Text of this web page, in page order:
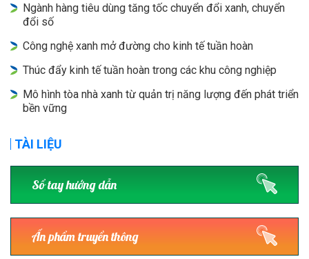
Ngành hàng tiêu dùng tăng tốc chuyển đổi xanh, chuyển
đổi số
Công nghệ xanh mở đường cho kinh tế tuần hoàn
Thúc đẩy kinh tế tuần hoàn trong các khu công nghiệp
Mô hình tòa nhà xanh từ quản trị năng lượng đến phát triển
bền vững
TÀI LIỆU
Sổ tay hướng dẫn
Ấn phẩm truyền thông